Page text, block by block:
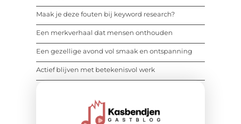
Maak je deze fouten bij keyword research?
Een merkverhaal dat mensen onthouden
Een gezellige avond vol smaak en ontspanning
Actief blijven met betekenisvol werk